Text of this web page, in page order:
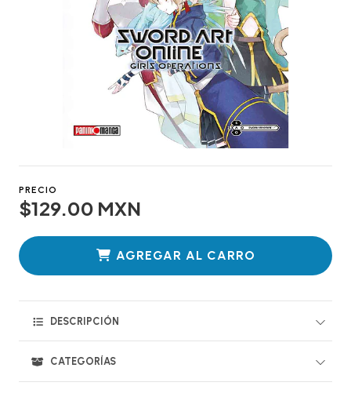
PRECIO
$129.00 MXN
AGREGAR AL CARRO
DESCRIPCIÓN
CATEGORÍAS